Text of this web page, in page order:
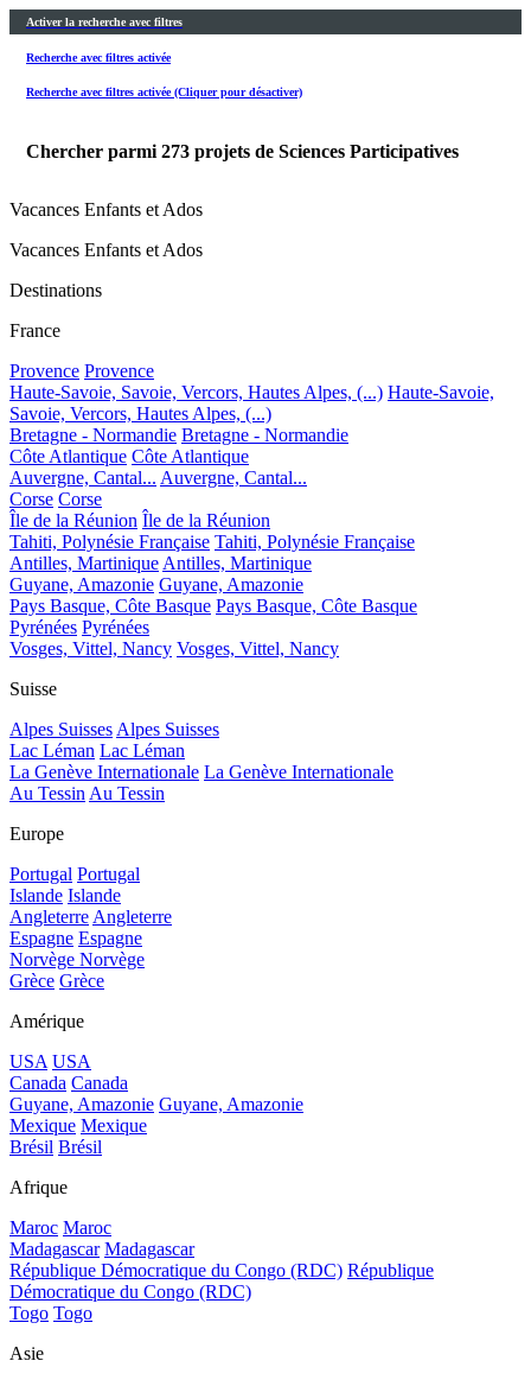
Activer la recherche avec filtres
Recherche avec filtres activée
Recherche avec filtres activée (Cliquer pour désactiver)
Chercher parmi 273 projets de Sciences Participatives
Vacances Enfants et Ados
Vacances Enfants et Ados
Destinations
France
Provence Provence
Haute-Savoie, Savoie, Vercors, Hautes Alpes, (...) Haute-Savoie,
Savoie, Vercors, Hautes Alpes, (...)
Bretagne - Normandie Bretagne - Normandie
Côte Atlantique Côte Atlantique
Auvergne, Cantal... Auvergne, Cantal...
Corse Corse
Île de la Réunion Île de la Réunion
Tahiti, Polynésie Française Tahiti, Polynésie Française
Antilles, MartiniqueAntilles, Martinique
Guyane, Amazonie Guyane, Amazonie
Pays Basque, Côte Basque Pays Basque, Côte Basque
Pyrénées Pyrénées
Vosges, Vittel, Nancy Vosges, Vittel, Nancy
Suisse
Alpes SuissesAlpes Suisses
Lac Léman Lac Léman
La Genève Internationale La Genève Internationale
Au TessinAu Tessin
Europe
Portugal Portugal
Islande Islande
AngleterreAngleterre
Espagne Espagne
Norvège Norvège
Grèce Grèce
Amérique
USA USA
Canada Canada
Guyane, Amazonie Guyane, Amazonie
Mexique Mexique
Brésil Brésil
Afrique
Maroc Maroc
Madagascar Madagascar
République Démocratique du Congo (RDC) République
Démocratique du Congo (RDC)
Togo Togo
Asie